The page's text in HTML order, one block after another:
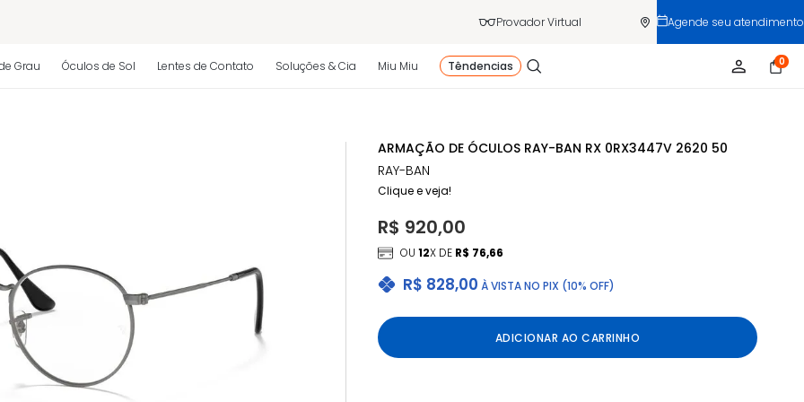
Provador Virtual Agende seu atendimento
Grau Óculos de Sol Lentes de Contato Soluções & Cia Miu Miu Têndencias 0
ARMAÇÃO DE ÓCULOS RAY-BAN RX 0RX3447V 2620 50
RAY-BAN
Clique e veja!
R$ 828,00 À VISTA NO PIX (10% OFF)
R$ 920,00
OU12X DE R$ 76,66
ADICIONAR AO CARRINHO